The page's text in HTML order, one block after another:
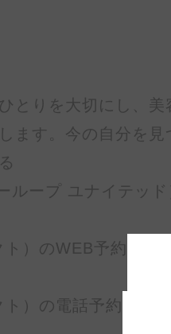
とりを大切にし、
ます。今の自分を